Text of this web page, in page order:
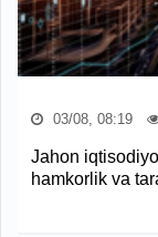
03/08, 08:19
Jahon
hamkorlik va